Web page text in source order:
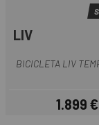
LIV
BICICLETA LIV
Preu
1.899 €